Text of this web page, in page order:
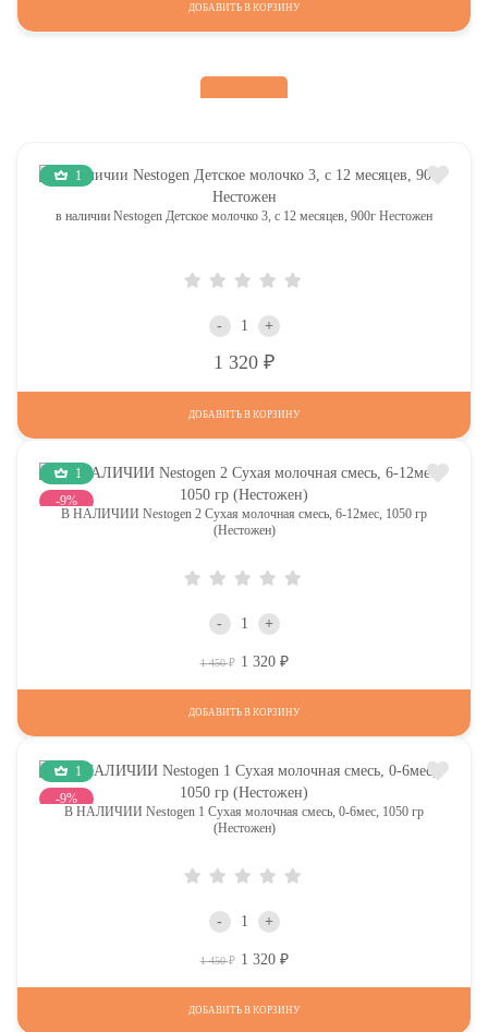
ДОБАВИТЬ В КОРЗИНУ
1
в наличии Nestogen Детское молочко 3, c 12 месяцев, 900г Нестожен
- +
1 320
ДОБАВИТЬ В КОРЗИНУ
1
-9%
В НАЛИЧИИ Nestogen 2 Сухая молочная смесь, 6-12мес, 1050 гр
(Нестожен)
- +
1 450Р 1 320 Р
ДОБАВИТЬ В КОРЗИНУ
1
-9%
В НАЛИЧИИ Nestogen 1 Сухая молочная смесь, 0-6мес, 1050 гр
(Нестожен)
- +
1 450Р 1 320 Р
ДОБАВИТЬ В КОРЗИНУ